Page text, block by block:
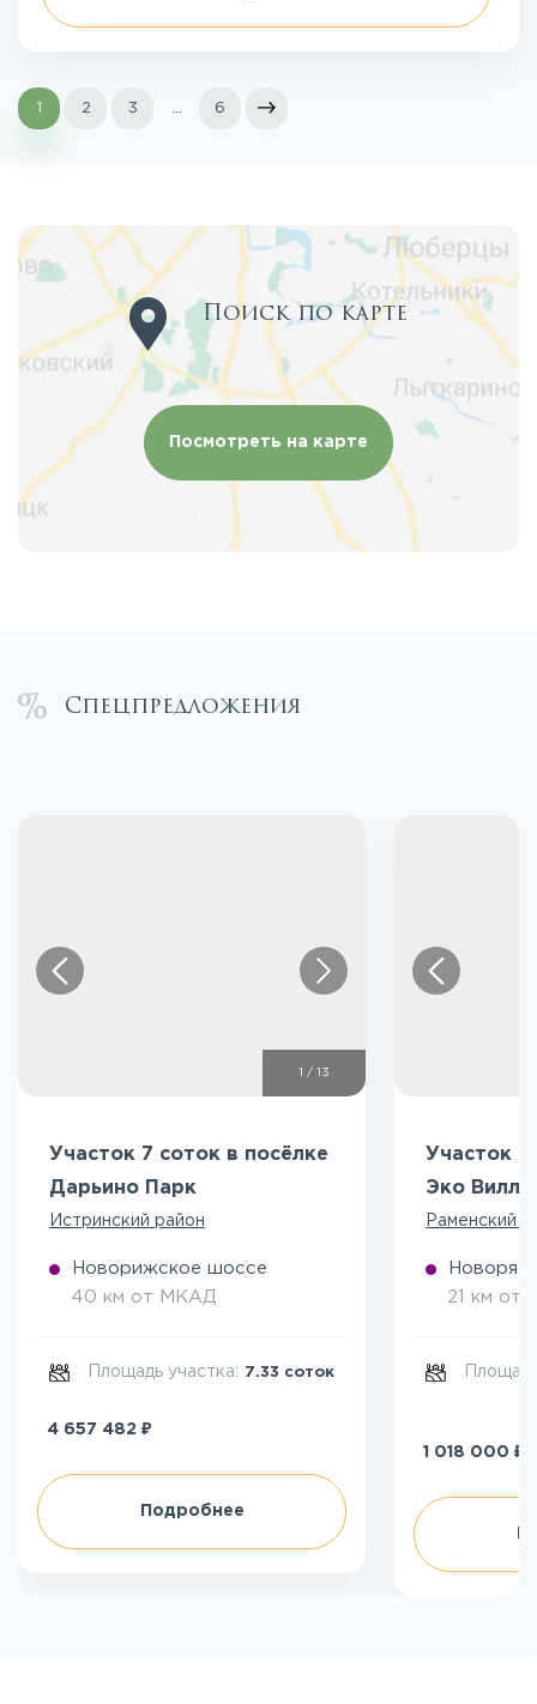
1 2 3 6
Поиск по карте
Посмотреть на карте
Спецпредложения
/ 13
Участок 7 соток в посёлке
Дарьино Парк
Истринский район
Новорижское шоссе
40 км от МКАД
Площадь участка: 7.33 соток
4 657 482 ₽
Подробнее
Участок 5
Эко
Раменский
21 км от
1 018 000 ₽